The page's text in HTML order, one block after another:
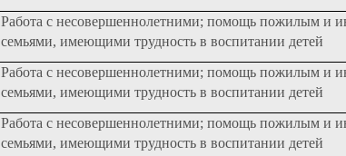
Работа с несовершеннолетними; помощь пожилым и
семьями, имеющими трудность в воспитании детей
Работа с несовершеннолетними; помощь пожилым и
семьями, имеющими трудность в воспитании детей
Работа с несовершеннолетними; помощь пожилым и
семьями, имеющими трудность в воспитании детей